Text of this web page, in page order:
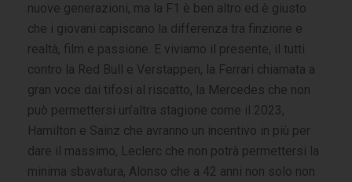
nuove generazioni, ma la F1 è ben altro ed è giusto
che i giovani capiscano la differenza tra finzione e
realtà, film e passione. E viviamo il presente, il tutti
contro la Red Bull e Verstappen, la Ferrari chiamata a
gran voce dai tifosi al riscatto, la Mercedes che non
può permettersi un’altra stagione come il 2023,
Hamilton e Sainz che avranno un incentivo in più per
dare il massimo, Leclerc che non potrà permettersi la
minima sbavatura, Alonso che a 42 anni non solo non